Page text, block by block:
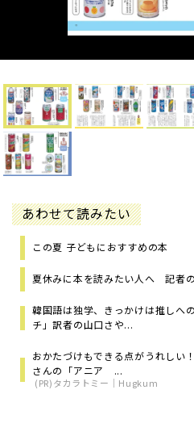
あわせて読みたい
この夏 子どもにおすすめの本
夏休みに本を読みたい人へ 記者
韓国語は独学、きっかけは推し
チ」訳者の山口さや...
おかたづけもできる点がうれしい
さんの「アニア ...
(PR)タカラトミー｜Hugkum